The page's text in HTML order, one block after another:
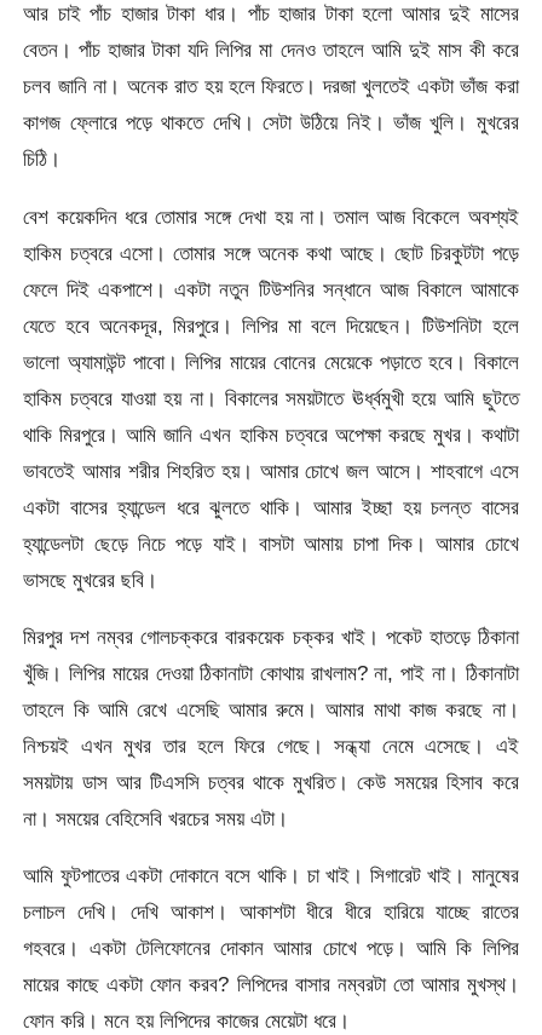
আর চাই পাঁচ হাজার টাকা ধার। পাঁচ হাজার টাকা হলো আমার দুই মাসের
বেতন। পাঁচ হাজার টাকা যদি লিপির মা দেনও তাহলে আমি দুই মাস কী করে
চলব জানি না। অনেক রাত হয় হলে ফিরতে। দরজা খুলতেই একটা ভাঁজ করা
কাগজ ফ্লোরে পড়ে থাকতে দেখি। সেটা উঠিয়ে নিই। ভাঁজ খুলি। মুখরের
চিঠি।
বেশ কয়েকদিন ধরে তোমার সঙ্গে দেখা হয় না। তমাল আজ বিকেলে অবশ্যই
হাকিম চত্বরে এসো। তোমার সঙ্গে অনেক কথা আছে। ছোট চিরকুটটা পড়ে
ফেলে দিই একপাশে। একটা নতুন টিউশনির সন্ধানে আজ বিকালে আমাকে
যেতে হবে অনেকদূর, মিরপুরে। লিপির মা বলে দিয়েছেন। টিউশনিটা হলে
ভালো অ্যামাউন্ট পাবো। লিপির মায়ের বোনের মেয়েকে পড়াতে হবে। বিকালে
হাকিম চত্বরে যাওয়া হয় না। বিকালের সময়টাতে ঊর্ধ্বমুখী হয়ে আমি ছুটতে
থাকি মিরপুরে। আমি জানি এখন হাকিম চত্বরে অপেক্ষা করছে মুখর। কথাটা
ভাবতেই আমার শরীর শিহরিত হয়। আমার চোখে জল আসে। শাহবাগে এসে
একটা বাসের হ্যান্ডেল ধরে ঝুলতে থাকি। আমার ইচ্ছা হয় চলন্ত বাসের
হ্যান্ডেলটা ছেড়ে নিচে পড়ে যাই। বাসটা আমায় চাপা দিক। আমার চোখে
ভাসছে মুখরের ছবি।
মিরপুর দশ নম্বর গোলচক্করে বারকয়েক চক্কর খাই। পকেট হাতড়ে ঠিকানা
খুঁজি। লিপির মায়ের দেওয়া ঠিকানাটা কোথায় রাখলাম? না, পাই না। ঠিকানাটা
তাহলে কি আমি রেখে এসেছি আমার রুমে। আমার মাথা কাজ করছে না।
নিশ্চয়ই এখন মুখর তার হলে ফিরে গেছে। সন্ধ্যা নেমে এসেছে। এই
সময়টায় ডাস আর টিএসসি চত্বর থাকে মুখরিত। কেউ সময়ের হিসাব করে
না। সময়ের বেহিসেবি খরচের সময় এটা।
আমি ফুটপাতের একটা দোকানে বসে থাকি। চা খাই। সিগারেট খাই। মানুষের
চলাচল দেখি। দেখি আকাশ। আকাশটা ধীরে ধীরে হারিয়ে যাচ্ছে রাতের
গহবরে। একটা টেলিফোনের দোকান আমার চোখে পড়ে। আমি কি লিপির
মায়ের কাছে একটা ফোন করব? লিপিদের বাসার নম্বরটা তো আমার মুখস্থ।
ফোন করি। মনে হয় লিপিদের কাজের মেয়েটা ধরে।